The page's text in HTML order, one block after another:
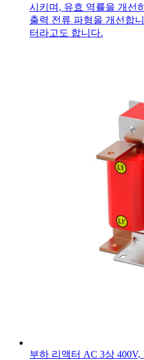
시키며, 유효 역률을 개선
출력 전류 파형을 개선합
터라고도 합니다.
부하 리액터 AC 3상